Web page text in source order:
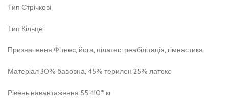
Тип Стрічкові
Тип Кільце
Призначення Фітнес, йога, пілатес, реабілітація, гімнастика
Матеріал 30% бавовна, 45% терилен 25% латекс
Рівень навантаження 55-110* кг